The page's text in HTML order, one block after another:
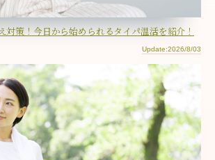
対策！今日から始められるタイパ温活を紹介！
Update:2026/8/03